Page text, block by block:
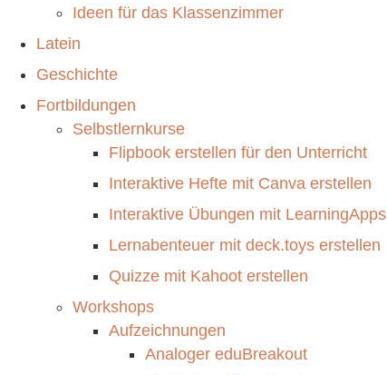
Ideen für das Klassenzimmer
Latein
Geschichte
Fortbildungen
Selbstlernkurse
Flipbook erstellen für den Unterricht
Interaktive Hefte mit Canva erstellen
Interaktive Übungen mit LearningApps
Lernabenteuer mit deck.toys erstellen
Quizze mit Kahoot erstellen
Workshops
Aufzeichnungen
Analoger eduBreakout